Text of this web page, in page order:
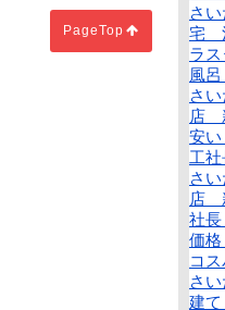
PageTop
さ
宅
ラ
風
さ
店
安
工
さ
店
社
価
コ
さ
建